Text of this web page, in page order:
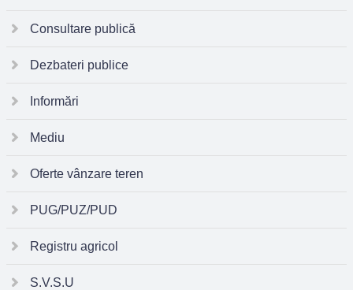
Consultare publică
Dezbateri publice
Informări
Mediu
Oferte vânzare teren
PUG/PUZ/PUD
Registru agricol
S.V.S.U